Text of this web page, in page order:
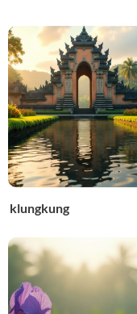
klungkung